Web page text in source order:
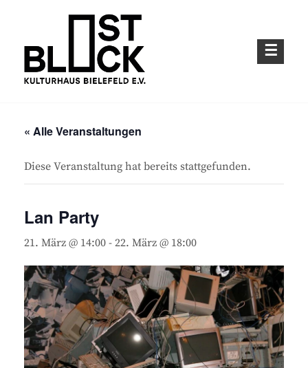
content
« Alle Veranstaltungen
Diese Veranstaltung hat bereits stattgefunden.
Lan Party
21. März @ 14:00 - 22. März @ 18:00